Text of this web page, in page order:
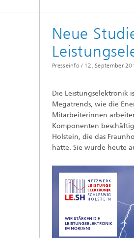
Neue
Presseinfo / 12. September
Die Leistungselektronik
Megatrends, wie die
Mitarbeiterinnen
Komponenten
Holstein, die das
hatte. Sie wurde heute